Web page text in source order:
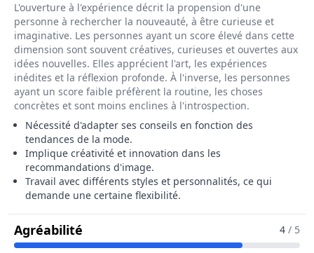
L'ouverture à l'expérience décrit la propension d'une
personne à rechercher la nouveauté, à être curieuse et
imaginative. Les personnes ayant un score élevé dans cette
dimension sont souvent créatives, curieuses et ouvertes aux
idées nouvelles. Elles apprécient l'art, les expériences
inédites et la réflexion profonde. À l'inverse, les personnes
ayant un score faible préfèrent la routine, les choses
concrètes et sont moins enclines à l'introspection.
Nécessité d'adapter ses conseils en fonction des
tendances de la mode.
Implique créativité et innovation dans les
recommandations d'image.
Travail avec différents styles et personnalités, ce qui
demande une certaine flexibilité.
Agréabilité Pour Le Métier De Conseiller / 4 / 5